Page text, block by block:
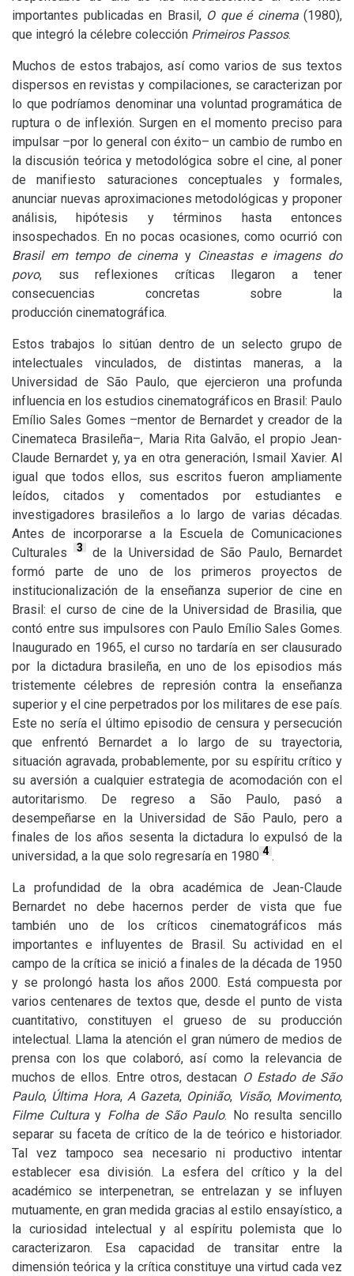
importantes publicadas en Brasil, O que é cinema(1980),
que integró la célebre colección Primeiros Passos.
Muchos de estos trabajos, así como varios de sus textos
dispersos en revistas y compilaciones, se caracterizan por
lo que podríamos denominar una voluntad programática de
ruptura o de inflexión. Surgen en el momento preciso para
impulsar –por lo general con éxito– un cambio de rumbo en
la discusión teórica y metodológica sobre el cine, al poner
de manifiesto saturaciones conceptuales y formales,
anunciar nuevas aproximaciones metodológicas y proponer
análisis, hipótesis y términos hasta entonces
insospechados. En no pocas ocasiones, como ocurrió con
Brasil em tempo de cinema y Cineastas e imagens do
povo, sus reflexiones críticas llegaron a tener
consecuencias concretas sobre la
producción cinematográfica.
Estos trabajos lo sitúan dentro de un selecto grupo de
intelectuales vinculados, de distintas maneras, a la
Universidad de São Paulo, que ejercieron una profunda
influencia en los estudios cinematográficos en Brasil: Paulo
Emílio Sales Gomes –mentor de Bernardet y creador de la
Cinemateca Brasileña–, Maria Rita Galvão, el propio Jean-
Claude Bernardet y, ya en otra generación, Ismail Xavier. Al
igual que todos ellos, sus escritos fueron ampliamente
leídos, citados y comentados por estudiantes e
investigadores brasileños a lo largo de varias décadas.
Antes de incorporarse a la Escuela de Comunicaciones
Culturales
3 de la Universidad de São Paulo, Bernardet
formó parte de uno de los primeros proyectos de
institucionalización de la enseñanza superior de cine en
Brasil: el curso de cine de la Universidad de Brasilia, que
contó entre sus impulsores con Paulo Emílio Sales Gomes.
Inaugurado en 1965, el curso no tardaría en ser clausurado
por la dictadura brasileña, en uno de los episodios más
tristemente célebres de represión contra la enseñanza
superior y el cine perpetrados por los militares de ese país.
Este no sería el último episodio de censura y persecución
que enfrentó Bernardet a lo largo de su trayectoria,
situación agravada, probablemente, por su espíritu crítico y
su aversión a cualquier estrategia de acomodación con el
autoritarismo. De regreso a São Paulo, pasó a
desempeñarse en la Universidad de São Paulo, pero a
finales de los años sesenta la dictadura lo expulsó de la
universidad, a la que solo regresaría en 1980 4 .
La profundidad de la obra académica de Jean-Claude
Bernardet no debe hacernos perder de vista que fue
también uno de los críticos cinematográficos más
importantes e influyentes de Brasil. Su actividad en el
campo de la crítica se inició a finales de la década de 1950
y se prolongó hasta los años 2000. Está compuesta por
varios centenares de textos que, desde el punto de vista
cuantitativo, constituyen el grueso de su producción
intelectual. Llama la atención el gran número de medios de
prensa con los que colaboró, así como la relevancia de
muchos de ellos. Entre otros, destacan O Estado de São
Paulo, Última Hora, A Gazeta, Opinião, Visão, Movimento,
Filme Culturay Folha de São Paulo. No resulta sencillo
separar su faceta de crítico de la de teórico e historiador.
Tal vez tampoco sea necesario ni productivo intentar
establecer esa división. La esfera del crítico y la del
académico se interpenetran, se entrelazan y se influyen
mutuamente, en gran medida gracias al estilo ensayístico, a
la curiosidad intelectual y al espíritu polemista que lo
caracterizaron. Esa capacidad de transitar entre la
dimensión teórica y la crítica constituye una virtud cada vez